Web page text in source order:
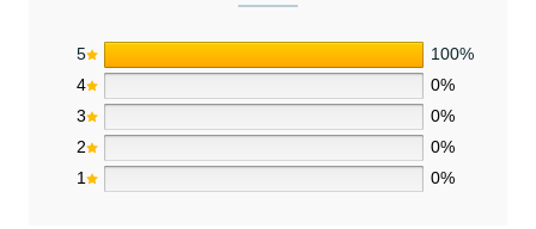
5
100%
4
0%
3
0%
2
0%
1
0%